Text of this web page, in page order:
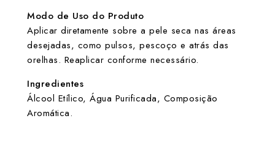
Modo de Uso do Produto
Aplicar diretamente sobre a pele seca nas áreas
desejadas, como pulsos, pescoço e atrás das
orelhas. Reaplicar conforme necessário.
Ingredientes
Álcool Etílico, Água Purificada, Composição
Aromática.